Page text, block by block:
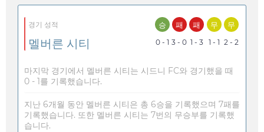
경기 성적
멜버른 시티
승
0 - 1
패
3 - 0
패
1 - 3
무
1 - 1
무
2 - 2
마지막 경기에서 멜버른 시티는 시드니 FC와 경기했을 때
0 - 1를 기록했습니다.
지난 6개월 동안 멜버른 시티은 총 6승을 기록했으며 7패를
기록했습니다. 또한 멜버른 시티는 7번의 무승부를 기록했
습니다.